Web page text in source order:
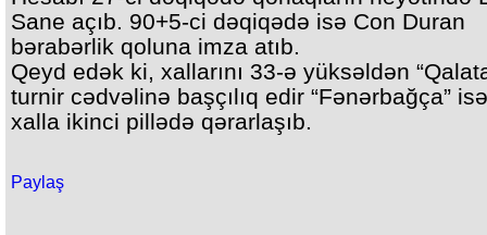
Sane açıb. 90+5-ci dəqiqədə isə Con Duran
bərabərlik qoluna imza atıb.
Qeyd edək ki, xallarını 33-ə yüksəldən
turnir cədvəlinə başçılıq edir “Fənərbağça”
xalla ikinci pillədə qərarlaşıb.
Paylaş